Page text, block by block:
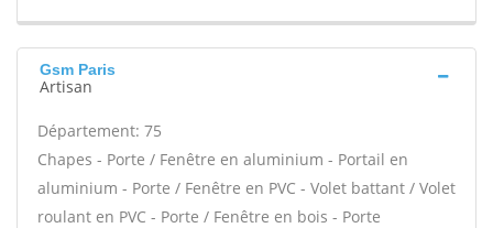
Gsm Paris
Artisan
Département: 75
Chapes - Porte / Fenêtre en aluminium - Portail en
aluminium - Porte / Fenêtre en PVC - Volet battant / Volet
roulant en PVC - Porte / Fenêtre en bois - Porte